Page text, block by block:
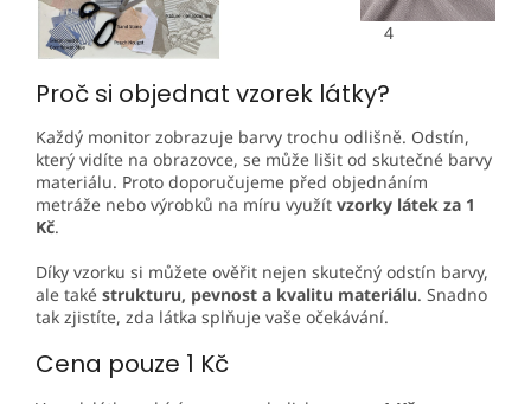
4
Proč si objednat vzorek látky?
Každý monitor zobrazuje barvy trochu odlišně. Odstín,
který vidíte na obrazovce, se může lišit od skutečné barvy
materiálu. Proto doporučujeme před objednáním
metráže nebo výrobků na míru využít vzorky látek za 1
Kč.
Díky vzorku si můžete ověřit nejen skutečný odstín barvy,
ale také strukturu, pevnost a kvalitu materiálu. Snadno
tak zjistíte, zda látka splňuje vaše očekávání.
Cena pouze 1 Kč